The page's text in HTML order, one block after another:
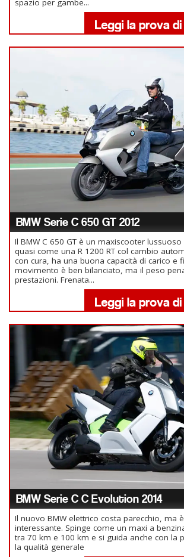
spazio per gambe...
BMW Serie C 650 GT 2012
Il BMW C 650 GT è un maxiscooter
quasi come una R 1200 RT col cambio
con cura, ha una buona capacità di carico e
movimento è ben bilanciato, ma il peso
prestazioni. Frenata...
BMW Serie C C Evolution 2014
Il nuovo BMW elettrico costa parecchio, ma
interessante. Spinge come un maxi a
tra 70 km e 100 km e si guida anche con la
la qualità generale